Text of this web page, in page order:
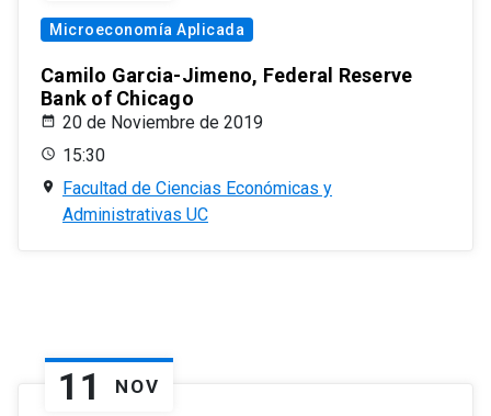
Microeconomía Aplicada
Camilo Garcia-Jimeno, Federal Reserve
Bank of Chicago
20 de Noviembre de 2019
15:30
Facultad de Ciencias Económicas y
Administrativas UC
11 NOV